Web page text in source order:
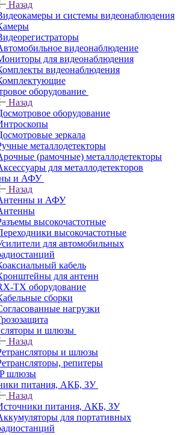
Назад
и системы видеонаблюдения
видеонаблюдение
для видеонаблюдения
видеонаблюдения
оборудование
Назад
оборудование
зеркала
металлодетекторы
(рамочные) металлодетекторы
для металлодетекторов
и АФУ
Назад
и АФУ
высокочастотные
высокочастотные
для автомобильных
кабель
для антенн
TX оборудование
сборки
нагрузки
и шлюзы
Назад
и шлюзы
репитеры
шлюзы
питания, АКБ, ЗУ
Назад
питания, АКБ, ЗУ
для портативных